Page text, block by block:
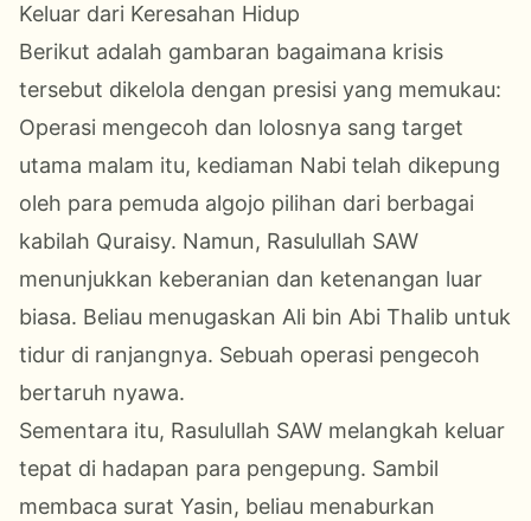
Keluar dari Keresahan Hidup
Berikut adalah gambaran bagaimana krisis
tersebut dikelola dengan presisi yang memukau:
Operasi mengecoh dan lolosnya sang target
utama malam itu, kediaman Nabi telah dikepung
oleh para pemuda algojo pilihan dari berbagai
kabilah Quraisy. Namun, Rasulullah SAW
menunjukkan keberanian dan ketenangan luar
biasa. Beliau menugaskan Ali bin Abi Thalib untuk
tidur di ranjangnya. Sebuah operasi pengecoh
bertaruh nyawa.
Sementara itu, Rasulullah SAW melangkah keluar
tepat di hadapan para pengepung. Sambil
membaca surat Yasin, beliau menaburkan